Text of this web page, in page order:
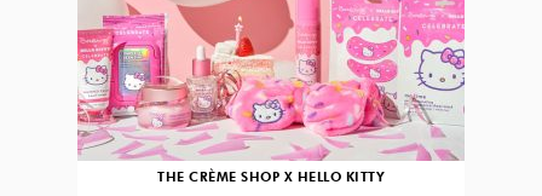
THE CRÈME SHOP X HELLO KITTY